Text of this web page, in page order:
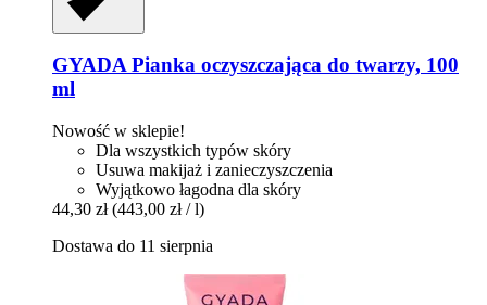
GYADAPianka oczyszczająca do twarzy, 100
ml
Nowość w sklepie!
Dla wszystkich typów skóry
Usuwa makijaż i zanieczyszczenia
Wyjątkowo łagodna dla skóry
44,30 zł (443,00 zł / l)
Dostawa do 11 sierpnia